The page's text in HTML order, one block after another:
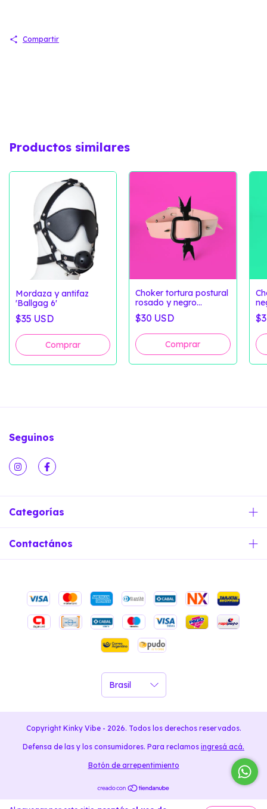
Compartir
Productos similares
Mordaza y antifaz
'Ballgag 6'
$35 USD
Choker tortura postural
rosado y negro
'Modelo 1'
$30 USD
Seguinos
Categorías
Contactános
Copyright Kinky Vibe - 2026. Todos los derechos reservados.
Defensa de las y los consumidores. Para reclamos ingresá acá.
Botón de arrepentimiento